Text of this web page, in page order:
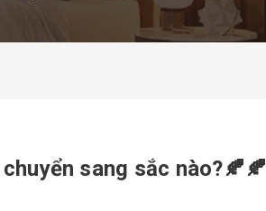
sang sắc nào?🍂🍂